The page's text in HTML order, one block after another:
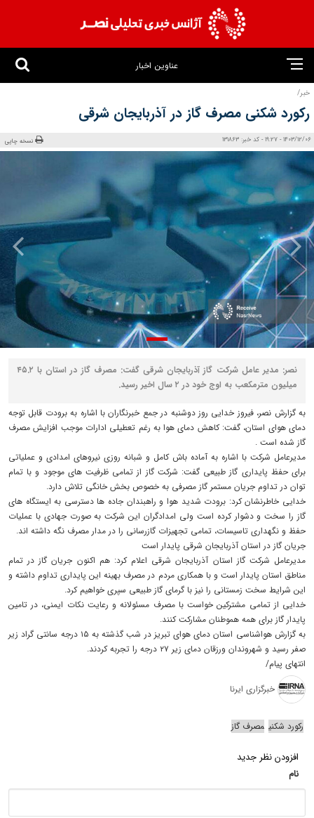
عناوین اخبار
خبر/
رکورد شکنی مصرف گاز در آذربایجان شرقی
1403/12/06 - 19:27 - کد خبر: 131863 نسخه چاپی
نصر: مدیر عامل شرکت گاز آذربایجان شرقی گفت: مصرف گاز در استان با ۴۵.۲
میلیون مترمکعب به اوج خود در ۲ سال اخیر رسید.
به گزارش نصر، فیروز خدایی روز دوشنبه در جمع خبرنگاران با اشاره به برودت قابل توجه
دمای هوای استان، گفت: کاهش دمای هوا به رغم تعطیلی ادارات موجب افزایش مصرف
گاز شده است .
مدیرعامل شرکت با اشاره به آماده باش کامل و شبانه روزی نیروهای امدادی و عملیاتی
برای حفظ پایداری گاز طبیعی گفت: شرکت گاز از تمامی ظرفیت های موجود و با تمام
توان در تداوم جریان مستمر گاز مصرفی به خصوص بخش خانگی تلاش دارد.
خدایی خاطرنشان کرد: برودت شدید هوا و راهبندان جاده ها دسترسی به ایستگاه های
گاز را سخت و دشوار کرده است ولی امدادگران این شرکت به صورت جهادی با عملیات
حفظ و نگهداری تاسیسات، تمامی تجهیزات گازرسانی را در مدار مصرف نگه داشته اند.
جریان گاز در استان آذربایجان شرقی پایدار است
مدیرعامل شرکت گاز استان آذربایجان شرقی اعلام کرد: هم اکنون جریان گاز در تمام
مناطق استان پایدار است و با همکاری مردم در مصرف بهینه این پایداری تداوم داشته و
این شرایط سخت زمستانی را نیز با گرمای گاز طبیعی سپری خواهیم کرد.
خدایی از تمامی مشترکین خواست با مصرف مسئولانه و رعایت نکات ایمنی، در تامین
پایدار گاز برای همه هموطنان مشارکت کنند.
به گزارش هواشناسی استان دمای هوای تبریز در شب گذشته به ۱۵ درجه سانتی گراد زیر
صفر رسید و شهروندان ورزقان دمای زیر ۲۷ درجه را تجربه کردند.
انتهای پیام/
خبرگزاری ایرنا
رکورد شکنی مصرف گاز
افزودن نظر جدید
نام